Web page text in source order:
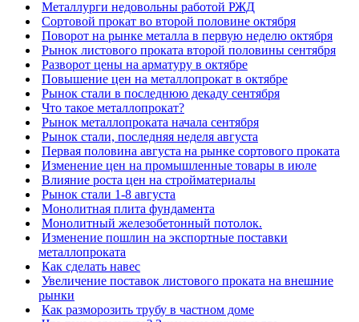
Металлурги недовольны работой РЖД
Сортовой прокат во второй половине октября
Поворот на рынке металла в первую неделю октября
Рынок листового проката второй половины сентября
Разворот цены на арматуру в октябре
Повышение цен на металлопрокат в октябре
Рынок стали в последнюю декаду сентября
Что такое металлопрокат?
Рынок металлопроката начала сентября
Рынок стали, последняя неделя августа
Первая половина августа на рынке сортового проката
Изменение цен на промышленные товары в июле
Влияние роста цен на стройматериалы
Рынок стали 1-8 августа
Монолитная плита фундамента
Монолитный железобетонный потолок.
Изменение пошлин на экспортные поставки
металлопроката
Как сделать навес
Увеличение поставок листового проката на внешние
рынки
Как разморозить трубу в частном доме